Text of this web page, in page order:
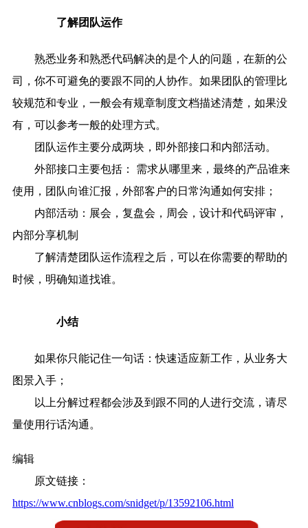
了解团队运作
熟悉业务和熟悉代码解决的是个人的问题，在新的公
司，你不可避免的要跟不同的人协作。如果团队的管理比
较规范和专业，一般会有规章制度文档描述清楚，如果没
有，可以参考一般的处理方式。
团队运作主要分成两块，即外部接口和内部活动。
外部接口主要包括： 需求从哪里来，最终的产品谁来
使用，团队向谁汇报，外部客户的日常沟通如何安排；
内部活动：展会，复盘会，周会，设计和代码评审，
内部分享机制
了解清楚团队运作流程之后，可以在你需要的帮助的
时候，明确知道找谁。
小结
如果你只能记住一句话：快速适应新工作，从业务大
图景入手；
以上分解过程都会涉及到跟不同的人进行交流，请尽
量使用行话沟通。
编辑
原文链接：
https://www.cnblogs.com/snidget/p/13592106.html